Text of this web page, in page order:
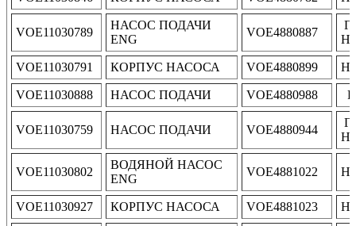
VOE11030789
НАСОС ПОДАЧИ
ENG
VOE4880887
VOE11030791 КОРПУС НАСОСА VOE4880899
VOE11030888 НАСОС ПОДАЧИ VOE4880988
VOE11030759 НАСОС ПОДАЧИ VOE4880944
VOE11030802
ВОДЯНОЙ НАСОС
ENG
VOE4881022
VOE11030927 КОРПУС НАСОСА VOE4881023